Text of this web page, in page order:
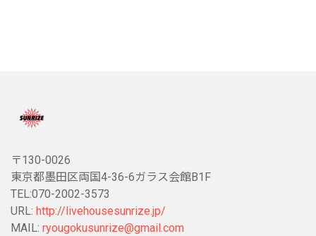
〒130-0026
東京都墨田区両国4-36-6ガラス会館B1F
TEL:070-2002-3573
URL: http://livehousesunrize.jp/
MAIL: ryougokusunrize@gmail.com